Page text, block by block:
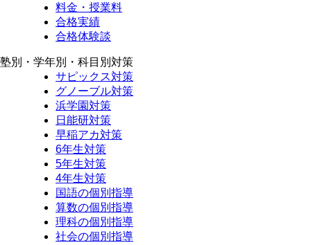
料金・授業料
合格実績
合格体験談
塾別・学年別・科目別対策
サピックス対策
グノーブル対策
浜学園対策
日能研対策
早稲アカ対策
6年生対策
5年生対策
4年生対策
国語の個別指導
算数の個別指導
理科の個別指導
社会の個別指導